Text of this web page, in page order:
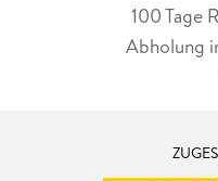
100 Tage
Abholung